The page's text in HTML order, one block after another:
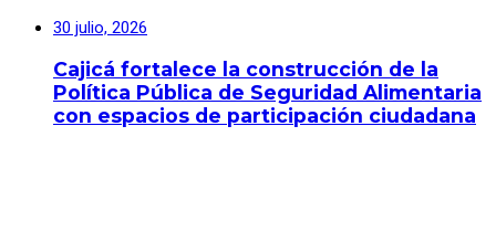
30 julio, 2026
Cajicá fortalece la construcción de la
Política Pública de Seguridad Alimentaria
con espacios de participación ciudadana